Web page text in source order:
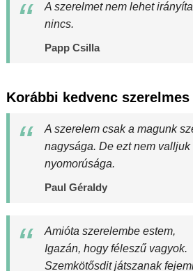
A szerelmet nem lehet
nincs.
Papp Csilla
Korábbi kedvenc
A szerelem csak a magunk
nagysága. De ezt nem valljuk
nyomorúsága.
Paul Géraldy
Amióta szerelembe estem,
Igazán, hogy féleszű vagyok.
Szemkötősdit játszanak